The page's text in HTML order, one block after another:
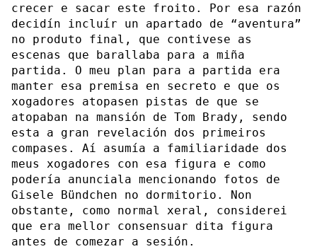
crecer e sacar este froito. Por esa razón
decidín incluír un apartado de “aventura”
no produto final, que contivese as
escenas que barallaba para a miña
partida. O meu plan para a partida era
manter esa premisa en secreto e que os
xogadores atopasen pistas de que se
atopaban na mansión de Tom Brady, sendo
esta a gran revelación dos primeiros
compases. Aí asumía a familiaridade dos
meus xogadores con esa figura e como
podería anunciala mencionando fotos de
Gisele Bündchen no dormitorio. Non
obstante, como normal xeral, considerei
que era mellor consensuar dita figura
antes de comezar a sesión.